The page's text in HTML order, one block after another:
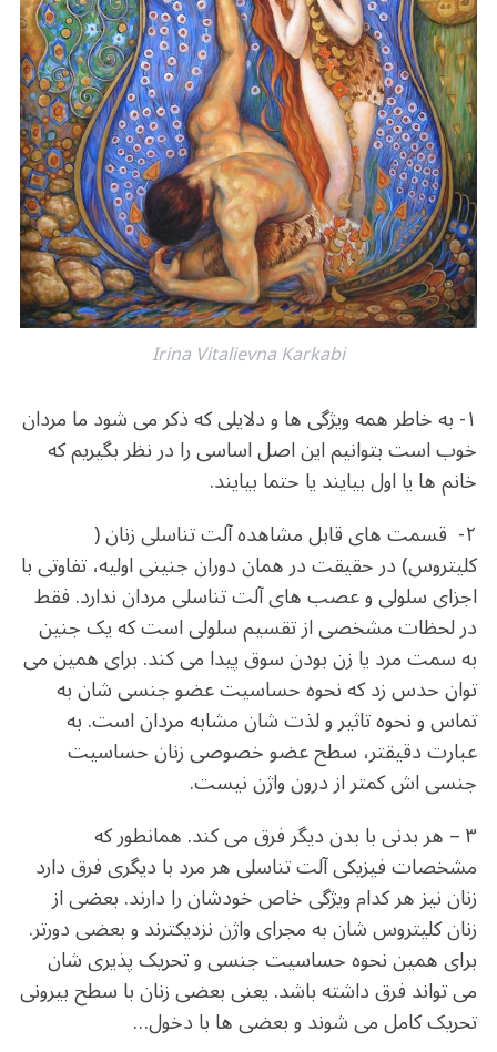
o
k p
Irina Vitalievna Karkabi
۱- به خاطر همه ویژگی ها و دلایلی که ذکر می شود ما مردان
خوب است بتوانیم این اصل اساسی را در نظر بگیریم که
خانم ها یا اول بیایند یا حتما بیایند.
۲- قسمت های قابل مشاهده آلت تناسلی زنان (
کلیتروس) در حقیقت در همان دوران جنینی اولیه، تفاوتی با
اجزای سلولی و عصب های آلت تناسلی مردان ندارد. فقط
در لحظات مشخصی از تقسیم سلولی است که یک جنین
به سمت مرد یا زن بودن سوق پیدا می کند. برای همین می
توان حدس زد که نحوه حساسیت عضو جنسی شان به
تماس و نحوه تاثیر و لذت شان مشابه مردان است. به
عبارت دقیقتر، سطح عضو خصوصی زنان حساسیت
جنسی اش کمتر از درون واژن نیست.
۳ – هر بدنی با بدن دیگر فرق می کند. همانطور که
مشخصات فیزیکی آلت تناسلی هر مرد با دیگری فرق دارد
زنان نیز هر کدام ویژگی خاص خودشان را دارند. بعضی از
زنان کلیتروس شان به مجرای واژن نزدیکترند و بعضی دورتر.
برای همین نحوه حساسیت جنسی و تحریک پذیری شان
می تواند فرق داشته باشد. یعنی بعضی زنان با سطح بیرونی
تحریک کامل می شوند و بعضی ها با دخول…